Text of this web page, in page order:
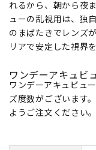
れるから、朝から夜
ューの乱視用は、独
のまばたきでレンズ
リアで安定した視界
ワンデーアキュビ
ワンデーアキュビュ
ズ度数がございます
ようご注文ください。